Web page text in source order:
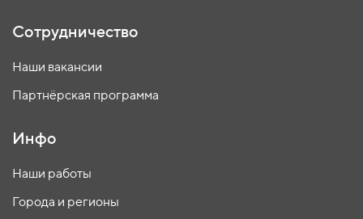
Сотрудничество
Наши вакансии
Партнёрская программа
Инфо
Наши работы
Города и регионы